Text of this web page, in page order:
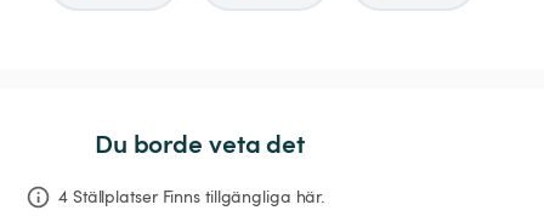
Du borde veta det
4 Ställplatser Finns tillgängliga här.